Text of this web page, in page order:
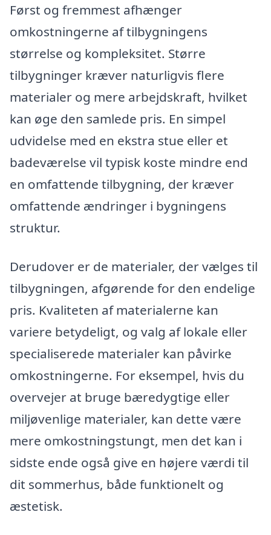
Først og fremmest afhænger
omkostningerne af tilbygningens
størrelse og kompleksitet. Større
tilbygninger kræver naturligvis flere
materialer og mere arbejdskraft, hvilket
kan øge den samlede pris. En simpel
udvidelse med en ekstra stue eller et
badeværelse vil typisk koste mindre end
en omfattende tilbygning, der kræver
omfattende ændringer i bygningens
struktur.
Derudover er de materialer, der vælges til
tilbygningen, afgørende for den endelige
pris. Kvaliteten af materialerne kan
variere betydeligt, og valg af lokale eller
specialiserede materialer kan påvirke
omkostningerne. For eksempel, hvis du
overvejer at bruge bæredygtige eller
miljøvenlige materialer, kan dette være
mere omkostningstungt, men det kan i
sidste ende også give en højere værdi til
dit sommerhus, både funktionelt og
æstetisk.